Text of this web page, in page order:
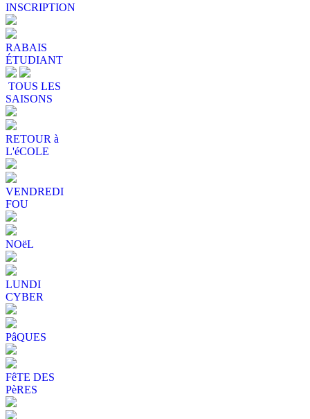
INSCRIPTION
RABAIS
ÉTUDIANT
TOUS LES
SAISONS
RETOUR à
L'éCOLE
VENDREDI
FOU
NOëL
LUNDI
CYBER
PâQUES
FêTE DES
PèRES